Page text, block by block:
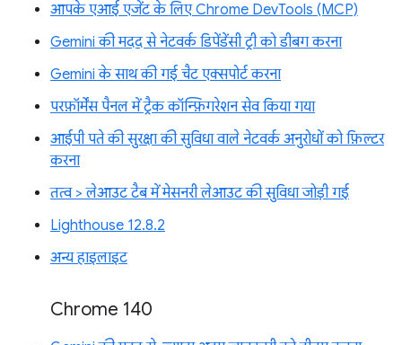
आपके एआई एजेंट के लिए Chrome DevTools (MCP)
Gemini की मदद से नेटवर्क डिपेंडेंसी ट्री को डीबग करना
Gemini के साथ की गई चैट एक्सपोर्ट करना
परफ़ॉर्मेंस पैनल में ट्रैक कॉन्फ़िगरेशन सेव किया गया
आईपी पते की सुरक्षा की सुविधा वाले नेटवर्क अनुरोधों को फ़िल्टर
करना
तत्व > लेआउट टैब में मेसनरी लेआउट की सुविधा जोड़ी गई
Lighthouse 12.8.2
अन्य हाइलाइट
Chrome 140